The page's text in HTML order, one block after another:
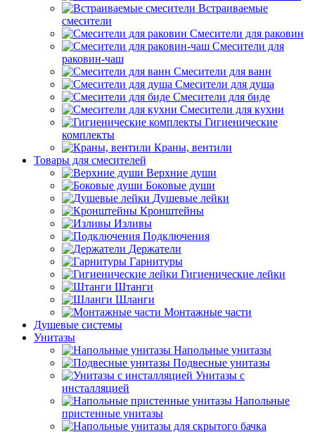
Встраиваемые
смесители
Смесители для раковин
Смесители для
раковин-чаш
Смесители для ванн
Смесители для душа
Смесители для биде
Смесители для кухни
Гигиенические
комплекты
Краны, вентили
Товары для смесителей
Верхние души
Боковые души
Душевые лейки
Кронштейны
Изливы
Подключения
Держатели
Гарнитуры
Гигиенические лейки
Штанги
Шланги
Монтажные части
Душевые системы
Унитазы
Напольные унитазы
Подвесные унитазы
Унитазы с
инсталляцией
Напольные
пристенные унитазы